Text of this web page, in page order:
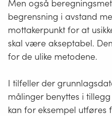
Men også
begrensning i avstand
mottakerpunkt for at
skal være akseptabel.
for de ulike metodene.
I tilfeller der
målinger benyttes i
kan for eksempel utføres